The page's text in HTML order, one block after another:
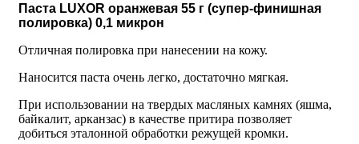
Паста LUXOR оранжевая 55 г (супер-финишная
полировка) 0,1 микрон
Отличная полировка при нанесении на кожу.
Наносится паста очень легко, достаточно мягкая.
При использовании на твердых масляных камнях (яшма,
байкалит, арканзас) в качестве притира позволяет
добиться эталонной обработки режущей кромки.